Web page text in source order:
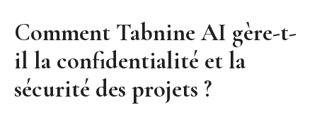
Comment Tabnine AI gère-t-
il la confidentialité et la
sécurité des projets ?